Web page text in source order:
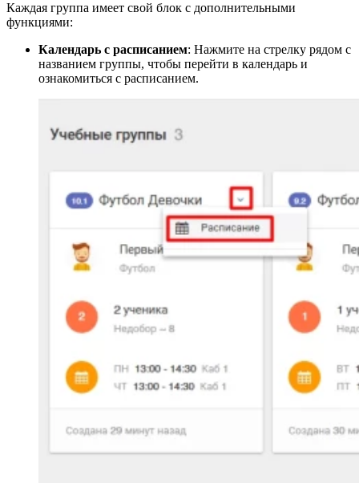
Каждая группа имеет свой блок с дополнительными
функциями:
Календарь с расписанием: Нажмите на стрелку рядом с
названием группы, чтобы перейти в календарь и
ознакомиться с расписанием.